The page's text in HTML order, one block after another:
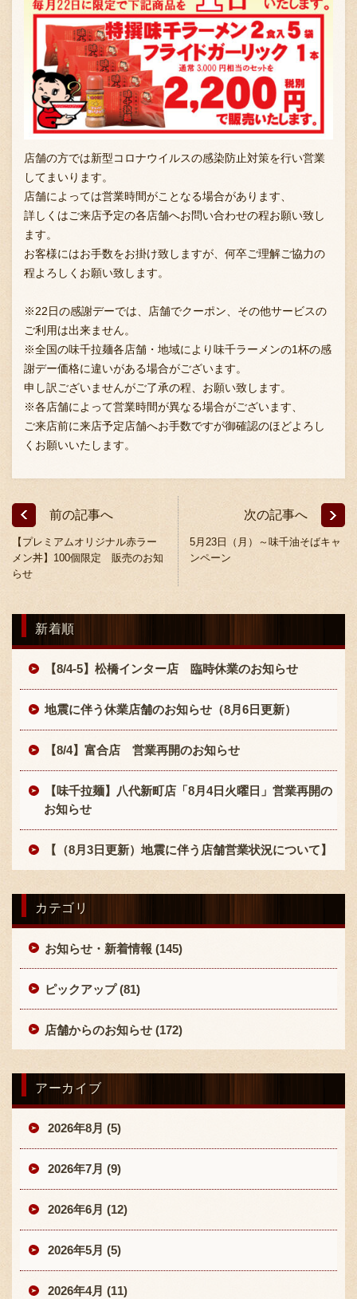
〒869-1107 熊本県菊池郡菊陽町辛川448
TEL:096-349-2222
FAX:096-349-2288
店舗の方では新型コロナウイルスの感染防止対策を行い営業
してまいります。
店舗によっては営業時間がことなる場合があります、
詳しくはご来店予定の各店舗へお問い合わせの程お願い致し
ます。
お客様にはお手数をお掛け致しますが、何卒ご理解ご協力の
程よろしくお願い致します。
※22日の感謝デーでは、店舗でクーポン、その他サービスの
ご利用は出来ません。
※全国の味千拉麺各店舗・地域により味千ラーメンの1杯の感
謝デー価格に違いがある場合がございます。
申し訳ございませんがご了承の程、お願い致します。
※各店舗によって営業時間が異なる場合がございます、
ご来店前に来店予定店舗へお手数ですが御確認のほどよろし
くお願いいたします。
前の記事へ
【プレミアムオリジナル赤ラー
メン丼】100個限定 販売のお知
らせ
次の記事へ
5月23日（月）～味千油そばキャ
ンペーン
新着順
【8/4-5】松橋インター店 臨時休業のお知らせ
地震に伴う休業店舗のお知らせ（8月6日更新）
【8/4】富合店 営業再開のお知らせ
【味千拉麺】八代新町店「8月4日火曜日」営業再開の
お知らせ
【（8月3日更新）地震に伴う店舗営業状況について】
カテゴリ
お知らせ・新着情報 (145)
ピックアップ (81)
店舗からのお知らせ (172)
アーカイブ
2026年8月 (5)
2026年7月 (9)
2026年6月 (12)
2026年5月 (5)
2026年4月 (11)